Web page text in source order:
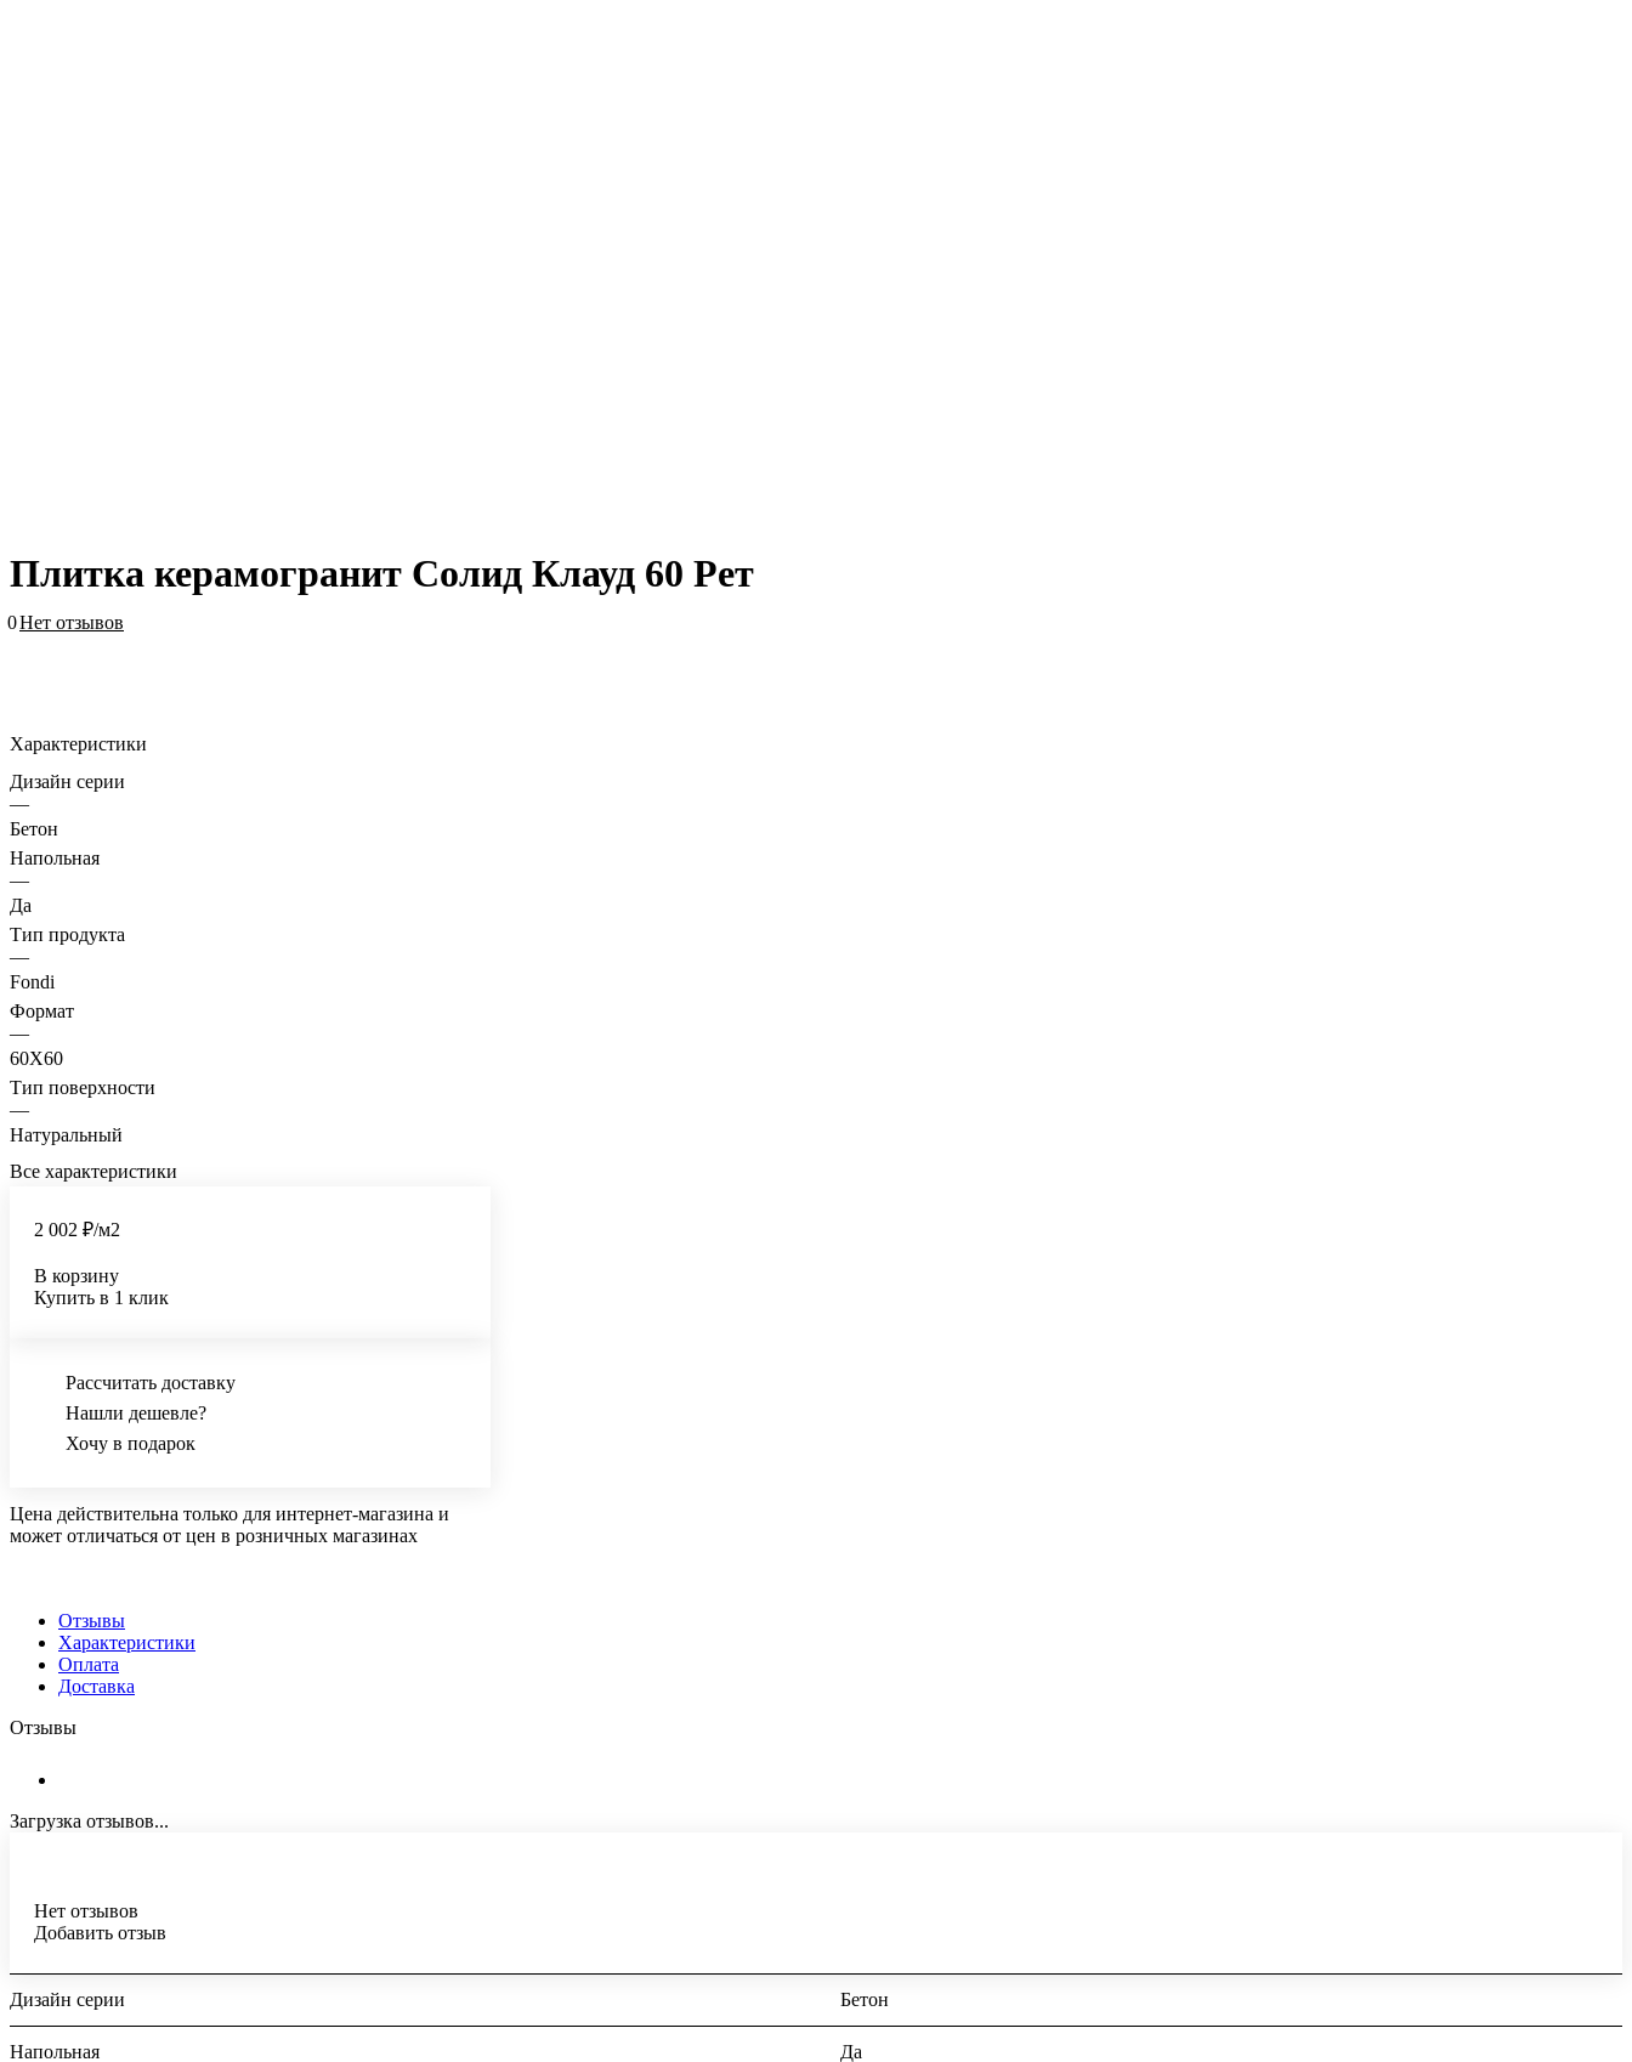
Плитка керамогранит Солид Клауд 60 Рет
0Нет отзывов
Характеристики
Дизайн серии
—
Бетон
Напольная
—
Да
Тип продукта
—
Fondi
Формат
—
60X60
Тип поверхности
—
Натуральный
Все характеристики
2 002 ₽/м2
В корзину
Купить в 1 клик
Рассчитать доставку
Нашли дешевле?
Хочу в подарок
Цена действительна только для интернет-магазина и
может отличаться от цен в розничных магазинах
Отзывы
Характеристики
Оплата
Доставка
Отзывы
Загрузка отзывов...
Нет отзывов
Добавить отзыв
Дизайн серии Бетон
Напольная Да